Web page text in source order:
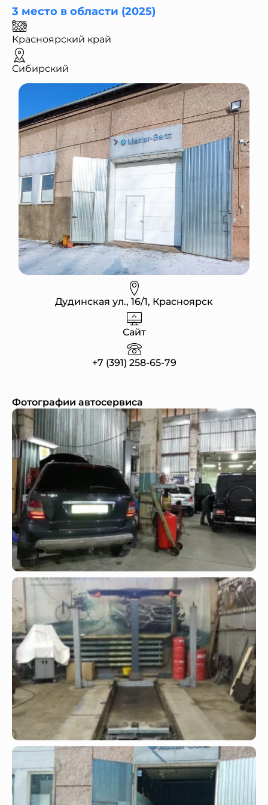
3 место в области (2025)
Красноярский край
Сибирский
Дудинская ул., 16/1, Красноярск
Сайт
+7 (391) 258-65-79
Фотографии автосервиса